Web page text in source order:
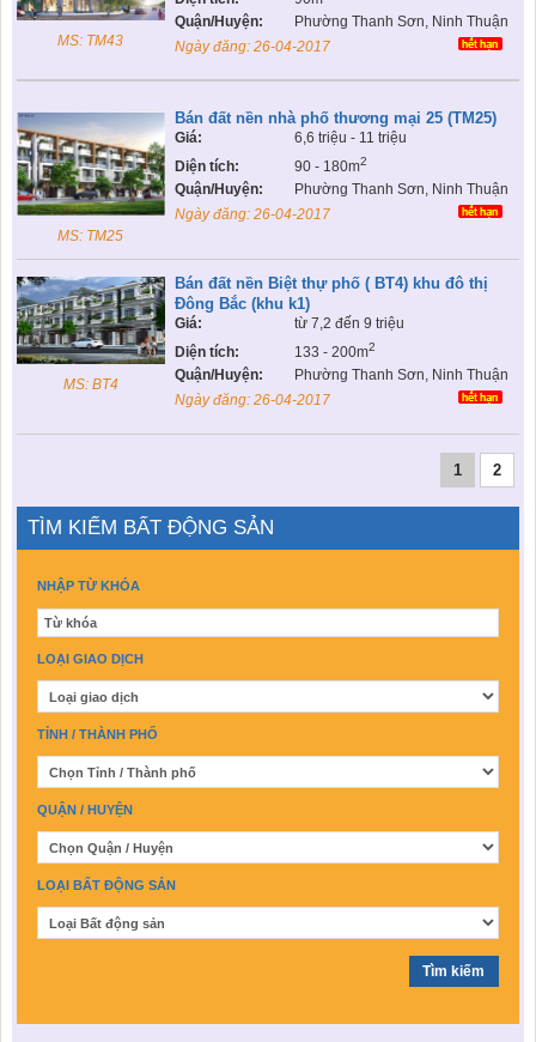
MS: TM43
Quận/Huyện:
Phường Thanh Sơn, Ninh Thuận
Ngày đăng: 26-04-2017
MS: TM25
Bán đất nền nhà phố thương mại 25 (TM25)
Giá:
6,6 triệu - 11 triệu
Diện tích:
90 - 180m2
Quận/Huyện:
Phường Thanh Sơn, Ninh Thuận
Ngày đăng: 26-04-2017
MS: BT4
Bán đất nền Biệt thự phố ( BT4) khu đô thị
Đông Bắc (khu k1)
Giá:
từ 7,2 đến 9 triệu
Diện tích:
133 - 200m2
Quận/Huyện:
Phường Thanh Sơn, Ninh Thuận
Ngày đăng: 26-04-2017
1 2
TÌM KIẾM BẤT ĐỘNG SẢN
NHẬP TỪ KHÓA
LOẠI GIAO DỊCH
TỈNH / THÀNH PHỐ
QUẬN / HUYỆN
LOẠI BẤT ĐỘNG SẢN